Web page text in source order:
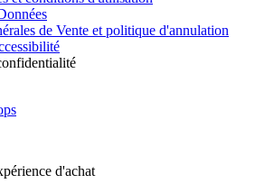
de Vente et politique d'annulation
d'achat